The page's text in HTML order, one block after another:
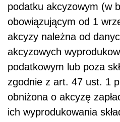
podatku akcyzowym (w
obowiązującym od 1
akcyzy należna od
akcyzowych
podatkowym lub poza
zgodnie z art. 47 ust. 1
obniżona o akcyzę
ich wyprodukowania